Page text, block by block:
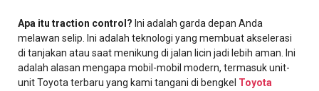
Apa itu traction control? Ini adalah garda depan Anda
melawan selip. Ini adalah teknologi yang membuat akselerasi
di tanjakan atau saat menikung di jalan licin jadi lebih aman. Ini
adalah alasan mengapa mobil-mobil modern, termasuk unit-
unit Toyota terbaru yang kami tangani di bengkel Toyota